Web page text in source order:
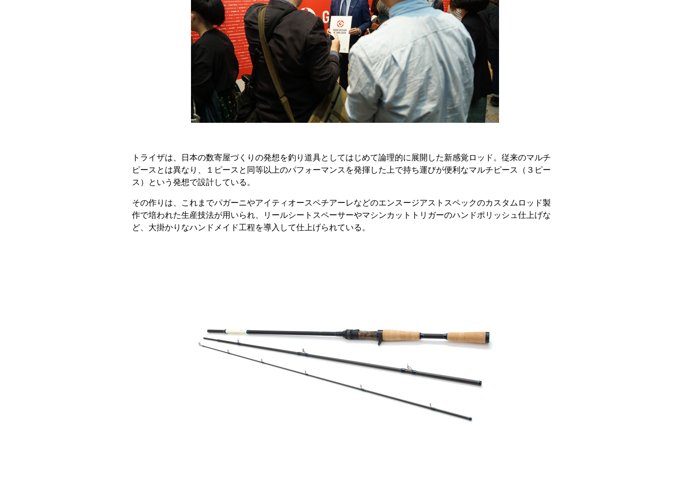
トライザは、日本の数寄屋づくりの発想を釣り道具としてはじめて論理的に展開した新感覚ロッド。従来のマルチ
ピースとは異なり、１ピースと同等以上のパフォーマンスを発揮した上で持ち運びが便利なマルチピース（３ピー
ス）という発想で設計している。
その作りは、これまでパガーニやアイティオースペチアーレなどのエンスージアストスペックのカスタムロッド製
作で培われた生産技法が用いられ、リールシートスペーサーやマシンカットトリガーのハンドポリッシュ仕上げな
ど、大掛かりなハンドメイド工程を導入して仕上げられている。